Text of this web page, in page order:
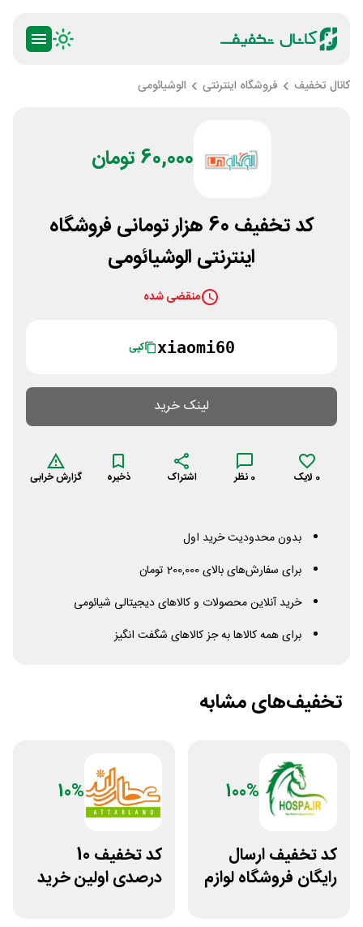
کانال تخفیف فروشگاه اینترنتی الوشیائومی
60,000 تومان
کد تخفیف 60 هزار تومانی فروشگاه
اینترنتی الوشیائومی
منقضی شده
xiaomi60 کپی
لینک خرید
0 لایک 0 نظر اشتراک ذخیره گزارش خرابی
بدون محدودیت خرید اول
برای سفارش‌های بالای 200,000 تومان
خرید آنلاین محصولات و کالاهای دیجیتالی شیائومی
برای همه کالاها به جز کالاهای شگفت انگیز
تخفیف‌های مشابه
100%
کد تخفیف ارسال
رایگان فروشگاه لوازم
10%
کد تخفیف 10
درصدی اولین خرید